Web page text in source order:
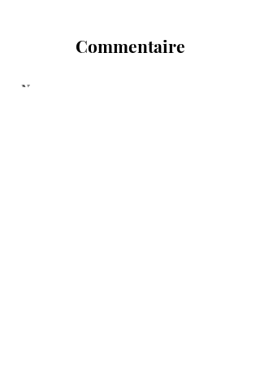
Commentaire